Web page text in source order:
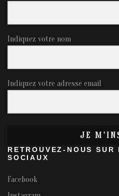
Indiquez votre nom
Indiquez votre adresse email
JE
RETROUVEZ-NOUS SUR
SOCIAUX
Facebook